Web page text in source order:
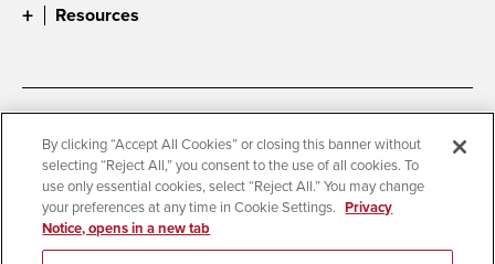
Resources
Accessibility
Document Readers
Digital Privacy Statement
Cookie Settings
Campus Safety Reports
Institutional Disclosures
Student Parent Resource
Affirming Equal Opportunity
By clicking “Accept All Cookies” or closing this banner without
selecting “Reject All,” you consent to the use of all cookies. To
use only essential cookies, select “Reject All.” You may change
your preferences at any time in Cookie Settings. Privacy
Notice, opens in a new tab